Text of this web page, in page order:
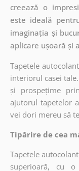
creează o
este ideală
imaginația și
aplicare ușoară și
Tapetele
interiorul casei
și prospețime
ajutorul tapetelor
vei dori mereu să
Tipărire de cea
Tapetele
superioară, cu